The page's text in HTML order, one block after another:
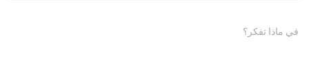
في ماذا تفكر؟